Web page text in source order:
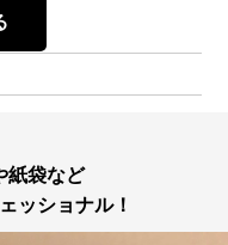
紙袋など
ッショナル！